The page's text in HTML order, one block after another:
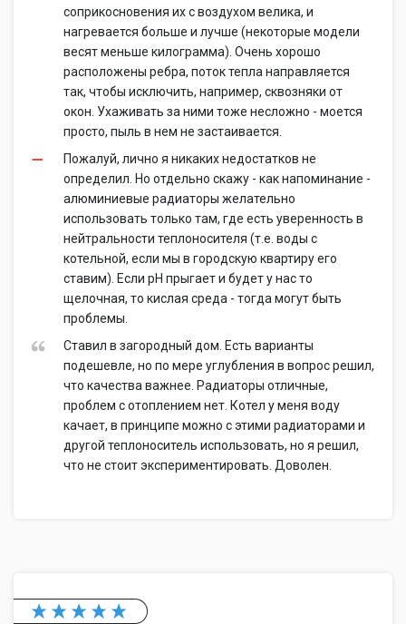
соприкосновения их с воздухом велика, и
нагревается больше и лучше (некоторые модели
весят меньше килограмма). Очень хорошо
расположены ребра, поток тепла направляется
так, чтобы исключить, например, сквозняки от
окон. Ухаживать за ними тоже несложно - моется
просто, пыль в нем не застаивается.
Пожалуй, лично я никаких недостатков не
определил. Но отдельно скажу - как напоминание -
алюминиевые радиаторы желательно
использовать только там, где есть уверенность в
нейтральности теплоносителя (т.е. воды с
котельной, если мы в городскую квартиру его
ставим). Если pH прыгает и будет у нас то
щелочная, то кислая среда - тогда могут быть
проблемы.
Ставил в загородный дом. Есть варианты
подешевле, но по мере углубления в вопрос решил,
что качества важнее. Радиаторы отличные,
проблем с отоплением нет. Котел у меня воду
качает, в принципе можно с этими радиаторами и
другой теплоноситель использовать, но я решил,
что не стоит экспериментировать. Доволен.